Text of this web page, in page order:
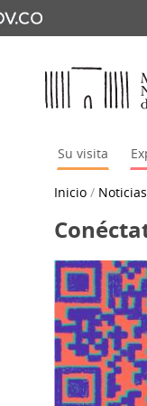
Su visita
Inicio / Noticias